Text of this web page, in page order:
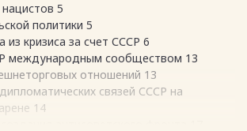
5
политики 5
из кризиса за счет СССР 6
международным сообществом 13
отношений 13
связей СССР на
14